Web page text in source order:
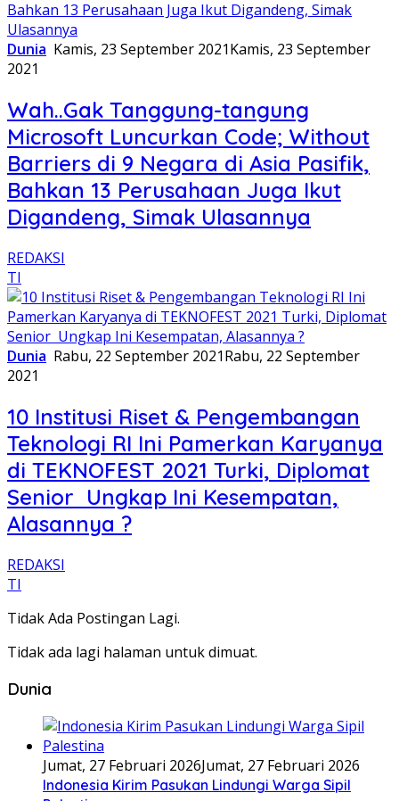
Dunia Kamis, 23 September 2021Kamis, 23 September
2021
Wah..Gak Tanggung-tangung
Microsoft Luncurkan Code; Without
Barriers di 9 Negara di Asia Pasifik,
Bahkan 13 Perusahaan Juga Ikut
Digandeng, Simak Ulasannya
REDAKSI
TI
Dunia Rabu, 22 September 2021Rabu, 22 September
2021
10 Institusi Riset & Pengembangan
Teknologi RI Ini Pamerkan Karyanya
di TEKNOFEST 2021 Turki, Diplomat
Senior Ungkap Ini Kesempatan,
Alasannya ?
REDAKSI
TI
Tidak Ada Postingan Lagi.
Tidak ada lagi halaman untuk dimuat.
Dunia
Jumat, 27 Februari 2026Jumat, 27 Februari 2026
Indonesia Kirim Pasukan Lindungi Warga Sipil